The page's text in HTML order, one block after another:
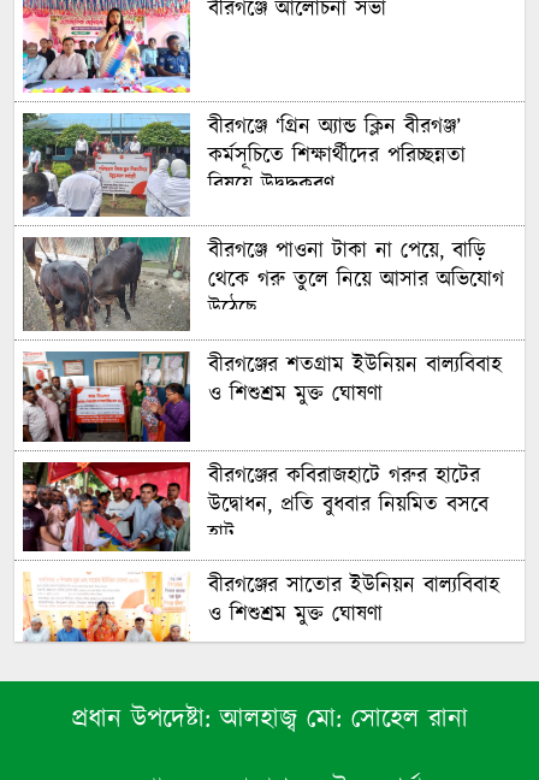
বীরগঞ্জে আলোচনা সভা
বীরগঞ্জে ‘গ্রিন অ্যান্ড ক্লিন বীরগঞ্জ’
কর্মসূচিতে শিক্ষার্থীদের পরিচ্ছন্নতা
বিষয়ে উদ্বুদ্ধকরণ
বীরগঞ্জে পাওনা টাকা না পেয়ে, বাড়ি
থেকে গরু তুলে নিয়ে আসার অভিযোগ
উঠেছে
বীরগঞ্জের শতগ্রাম ইউনিয়ন বাল্যবিবাহ
ও শিশুশ্রম মুক্ত ঘোষণা
বীরগঞ্জের কবিরাজহাটে গরুর হাটের
উদ্বোধন, প্রতি বুধবার নিয়মিত বসবে
হাট
বীরগঞ্জের সাতোর ইউনিয়ন বাল্যবিবাহ
ও শিশুশ্রম মুক্ত ঘোষণা
বীরগঞ্জের ১১নং মরিচা ইউনিয়ন
বাল্যবিবাহ ও শিশুশ্রম মুক্ত ঘোষণা
প্রধান উপদেষ্টা:আলহাজ্ব মো: সোহেল রানা